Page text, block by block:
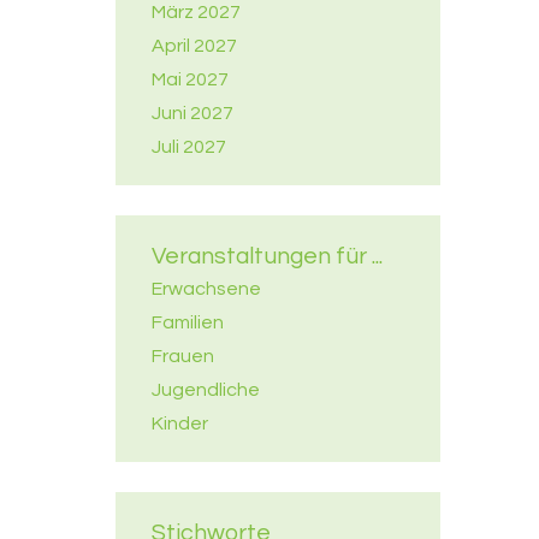
März 2027
April 2027
Mai 2027
Juni 2027
Juli 2027
Veranstaltungen für ...
Erwachsene
Familien
Frauen
Jugendliche
Kinder
Stichworte